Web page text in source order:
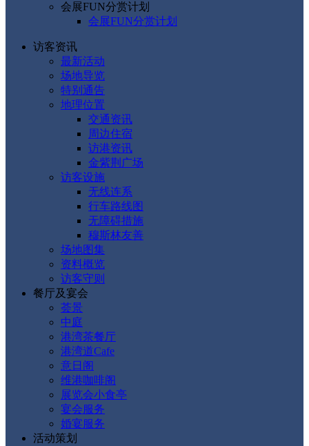
会展FUN分赏计划
会展FUN分赏计划
访客资讯
最新活动
场地导览
特别通告
地理位置
交通资讯
周边住宿
访港资讯
金紫荆广场
访客设施
无线连系
行车路线图
无障碍措施
穆斯林友善
场地图集
资料概览
访客守则
餐厅及宴会
荟景
中庭
港湾茶餐厅
港湾道Cafe
意日阁
维港咖啡阁
展览会小食亭
宴会服务
婚宴服务
活动策划